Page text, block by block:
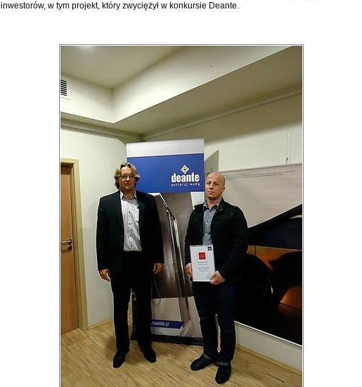
inwestorów, w tym projekt, który zwyciężył w konkursie Deante.